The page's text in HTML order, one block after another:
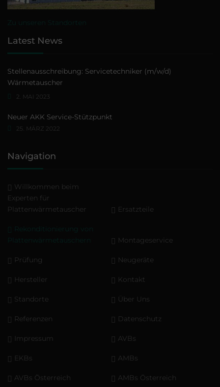
Zu unseren Standorten
Latest News
Stellenausschreibung: Servicetechniker (m/w/d)
Wärmetauscher
2. MAI 2023
Neuer AKK Service-Stützpunkt
25. MÄRZ 2022
Navigation
Willkommen beim
Experten für
Plattenwärmetauscher
Ersatzteile
Rekonditionierung von
Plattenwärmetauschern
Montageservice
Prüfung Neugeräte
Hersteller Kontakt
Standorte Über Uns
Referenzen Datenschutz
Impressum AVBs
EKBs AMBs
AVBs Österreich AMBs Österreich